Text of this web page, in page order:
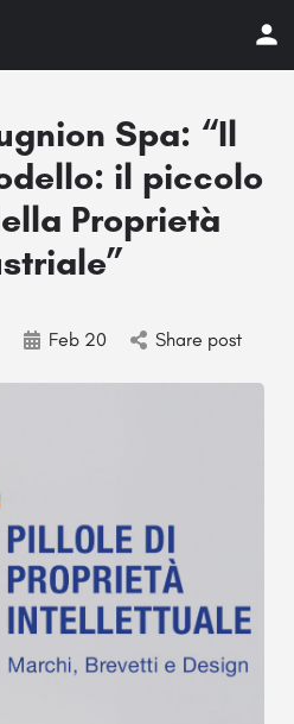
Spa: “Il
il piccolo
Proprietà
Feb 20 Share post